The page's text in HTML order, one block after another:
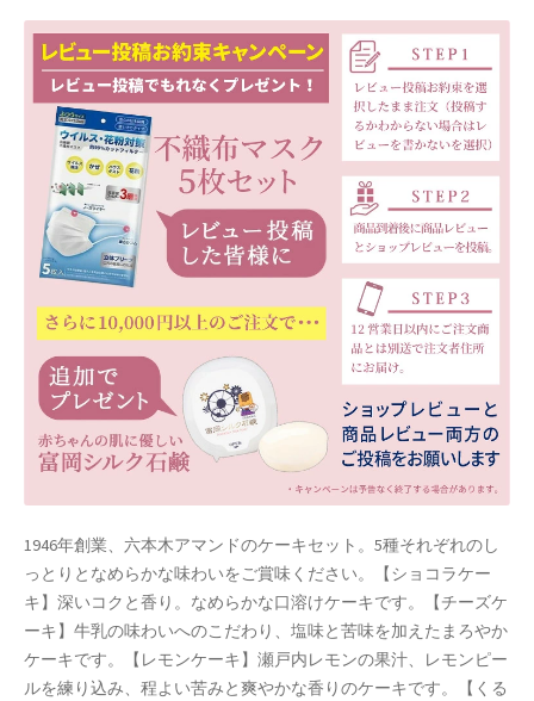
ベンダーメンバーシップ
ベンダー登録
ホワイトデー特集
マイアカウント
マイアカウント
配送先住所
モール出品サービスのご案内
入園・入学特集
商品一覧
夏服ファッション特集
1946年創業、六本木アマンドのケーキセット。5種それぞれのし
っとりとなめらかな味わいをご賞味ください。【ショコラケー
キ】深いコクと香り。なめらかな口溶けケーキです。【チーズケ
ーキ】牛乳の味わいへのこだわり、塩味と苦味を加えたまろやか
ケーキです。【レモンケーキ】瀬戸内レモンの果汁、レモンピー
ルを練り込み、程よい苦みと爽やかな香りのケーキです。【くる